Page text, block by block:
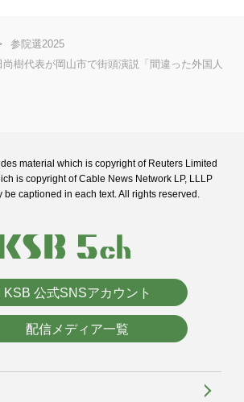
参院選2025
尚樹代表が岡山市で街頭演説「間違った外国人
material which is copyright of Reuters Limited
is copyright of Cable News Network LP, LLLP
be captioned in each text. All rights reserved.
KSB 公式SNSアカウント
配信メディア一覧